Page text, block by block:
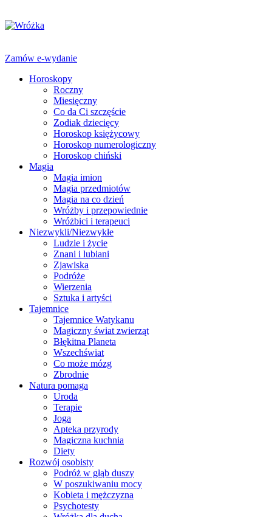
Zamów e-wydanie
Horoskopy
Roczny
Miesięczny
Co da Ci szczęście
Zodiak dziecięcy
Horoskop księżycowy
Horoskop numerologiczny
Horoskop chiński
Magia
Magia imion
Magia przedmiotów
Magia na co dzień
Wróżby i przepowiednie
Wróżbici i terapeuci
Niezwykli/Niezwykłe
Ludzie i życie
Znani i lubiani
Zjawiska
Podróże
Wierzenia
Sztuka i artyści
Tajemnice
Tajemnice Watykanu
Magiczny świat zwierząt
Błękitna Planeta
Wszechświat
Co może mózg
Zbrodnie
Natura pomaga
Uroda
Terapie
Joga
Apteka przyrody
Magiczna kuchnia
Diety
Rozwój osobisty
Podróż w głąb duszy
W poszukiwaniu mocy
Kobieta i mężczyzna
Psychotesty